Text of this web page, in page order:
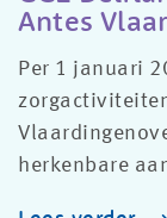
Antes
Per 1 januari
herkenbare